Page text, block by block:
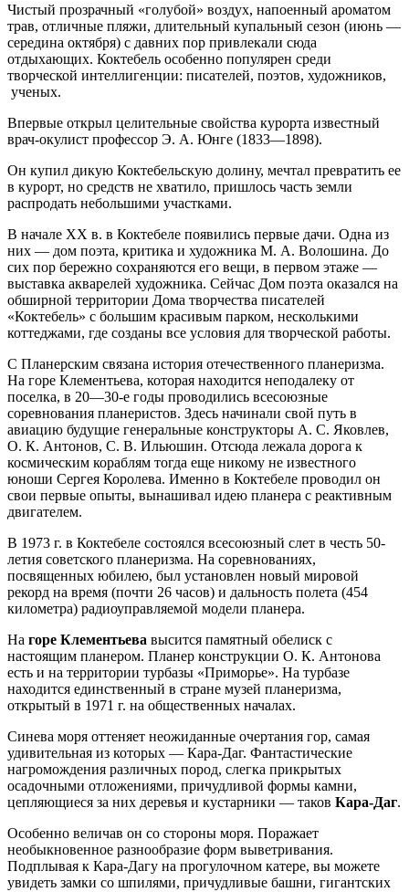
Чистый прозрачный «голубой» воздух, напоенный ароматом
трав, отличные пляжи, длительный купальный сезон (июнь —
середина октября) с давних пор привлекали сюда
отдыхающих. Коктебель особенно популярен среди
творческой интеллигенции: писателей, поэтов, художников,
ученых.
Впервые открыл целительные свойства курорта известный
врач-окулист профессор Э. А. Юнге (1833—1898).
Он купил дикую Коктебельскую долину, мечтал превратить ее
в курорт, но средств не хватило, пришлось часть земли
распродать небольшими участками.
В начале XX в. в Коктебеле появились первые дачи. Одна из
них — дом поэта, критика и художника М. А. Волошина. До
сих пор бережно сохраняются его вещи, в первом этаже —
выставка акварелей художника. Сейчас Дом поэта оказался на
обширной территории Дома творчества писателей
«Коктебель» с большим красивым парком, несколькими
коттеджами, где созданы все условия для творческой работы.
С Планерским связана история отечественного планеризма.
На горе Клементьева, которая находится неподалеку от
поселка, в 20—30-е годы проводились всесоюзные
соревнования планеристов. Здесь начинали свой путь в
авиацию будущие генеральные конструкторы А. С. Яковлев,
О. К. Антонов, С. В. Ильюшин. Отсюда лежала дорога к
космическим кораблям тогда еще никому не известного
юноши Сергея Королева. Именно в Коктебеле проводил он
свои первые опыты, вынашивал идею планера с реактивным
двигателем.
В 1973 г. в Коктебеле состоялся всесоюзный слет в честь 50-
летия советского планеризма. На соревнованиях,
посвященных юбилею, был установлен новый мировой
рекорд на время (почти 26 часов) и дальность полета (454
километра) радиоуправляемой модели планера.
На горе Клементьева высится памятный обелиск с
настоящим планером. Планер конструкции О. К. Антонова
есть и на территории турбазы «Приморье». На турбазе
находится единственный в стране музей планеризма,
открытый в 1971 г. на общественных началах.
Синева моря оттеняет неожиданные очертания гор, самая
удивительная из которых — Кара-Даг. Фантастические
нагромождения различных пород, слегка прикрытых
осадочными отложениями, причудливой формы камни,
цепляющиеся за них деревья и кустарники — таков Кара-Даг.
Особенно величав он со стороны моря. Поражает
необыкновенное разнообразие форм выветривания.
Подплывая к Кара-Дагу на прогулочном катере, вы можете
увидеть замки со шпилями, причудливые башни, гигантских